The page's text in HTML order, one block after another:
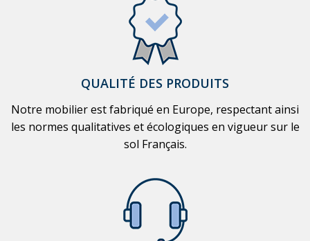
QUALITÉ DES PRODUITS
Notre mobilier est fabriqué en Europe, respectant ainsi
les normes qualitatives et écologiques en vigueur sur le
sol Français.